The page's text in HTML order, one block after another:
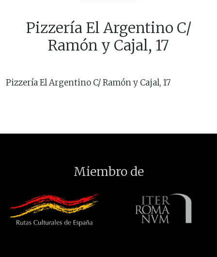
Pizzería El Argentino C/
Ramón y Cajal, 17
Pizzería El Argentino C/ Ramón y Cajal, 17
Miembro de